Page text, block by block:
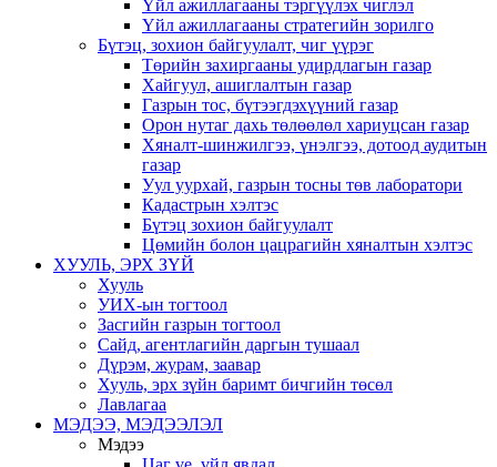
Үйл ажиллагааны тэргүүлэх чиглэл
Үйл ажиллагааны стратегийн зорилго
Бүтэц, зохион байгуулалт, чиг үүрэг
Төрийн захиргааны удирдлагын газар
Хайгуул, ашиглалтын газар
Газрын тос, бүтээгдэхүүний газар
Орон нутаг дахь төлөөлөл хариуцсан газар
Хяналт-шинжилгээ, үнэлгээ, дотоод аудитын
газар
Уул уурхай, газрын тосны төв лаборатори
Кадастрын хэлтэс
Бүтэц зохион байгуулалт
Цөмийн болон цацрагийн хяналтын хэлтэс
ХУУЛЬ, ЭРХ ЗҮЙ
Хууль
УИХ-ын тогтоол
Засгийн газрын тогтоол
Сайд, агентлагийн даргын тушаал
Дүрэм, журам, заавар
Хууль, эрх зүйн баримт бичгийн төсөл
Лавлагаа
МЭДЭЭ, МЭДЭЭЛЭЛ
Мэдээ